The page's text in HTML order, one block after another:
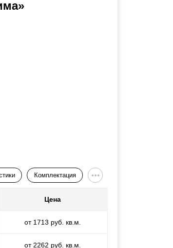
Комплектация
Цена
от 1713 руб. кв.м.
от 2262 руб. кв.м.